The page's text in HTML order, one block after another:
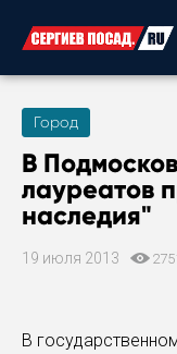
Город
В
лауреатов
наследия"
19 июля 2013
В